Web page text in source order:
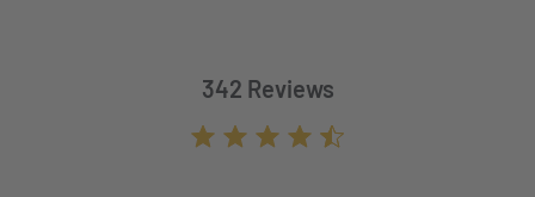
342 Reviews